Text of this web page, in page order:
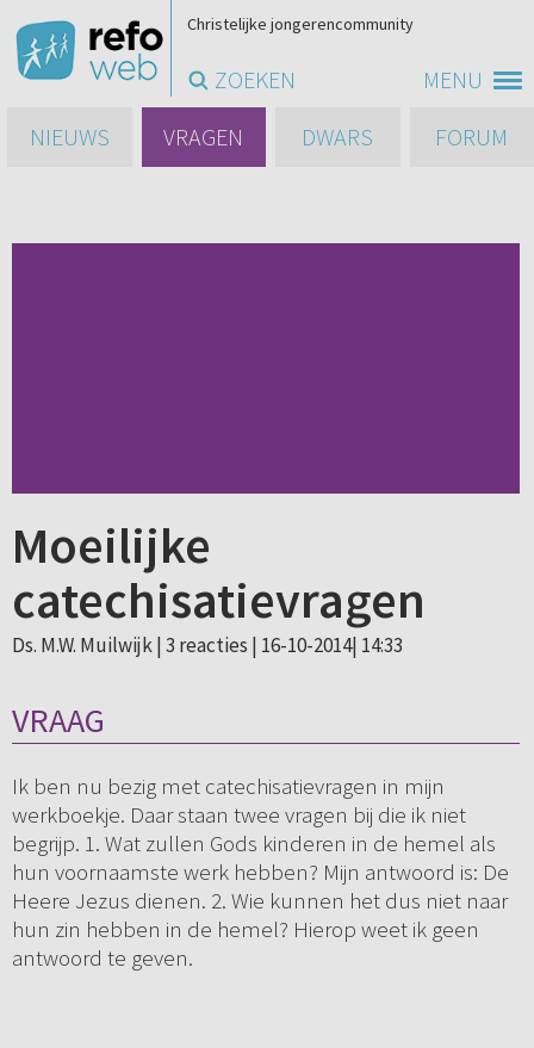
MENU
Christelijke jongerencommunity
ZOEKEN
NIEUWS
VRAGEN DWARS FORUM
Moeilijke
catechisatievragen
Ds. M.W. Muilwijk | 3 reacties | 16-10-2014| 14:33
VRAAG
Ik ben nu bezig met catechisatievragen in mijn
werkboekje. Daar staan twee vragen bij die ik niet
begrijp. 1. Wat zullen Gods kinderen in de hemel als
hun voornaamste werk hebben? Mijn antwoord is: De
Heere Jezus dienen. 2. Wie kunnen het dus niet naar
hun zin hebben in de hemel? Hierop weet ik geen
antwoord te geven.